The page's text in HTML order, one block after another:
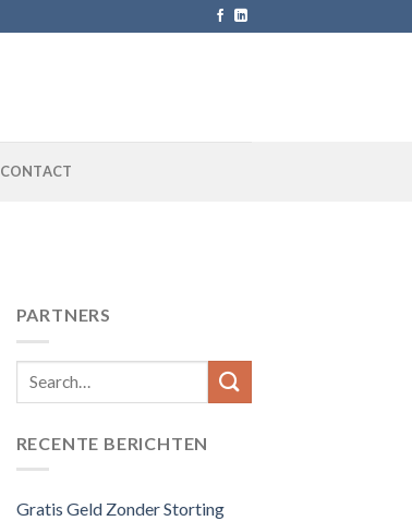
CONTACT
PARTNERS
RECENTE BERICHTEN
Gratis Geld Zonder Storting